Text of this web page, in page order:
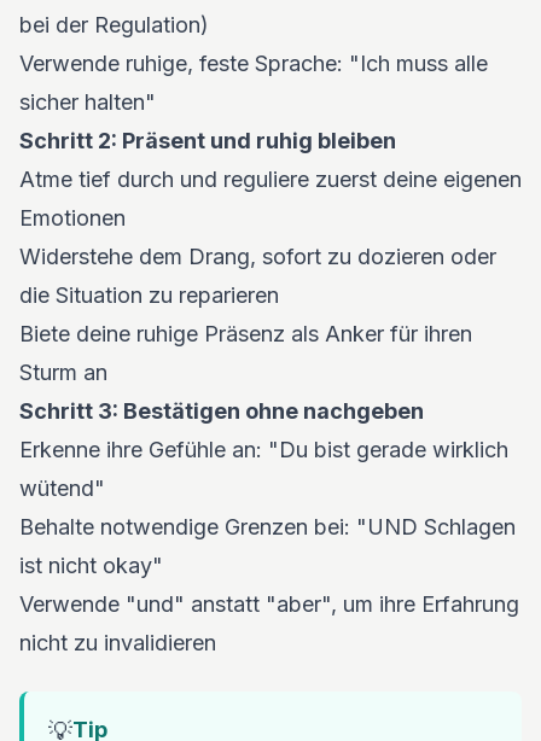
bei der Regulation)
Verwende ruhige, feste Sprache: "Ich muss alle
sicher halten"
Schritt 2: Präsent und ruhig bleiben
Atme tief durch und reguliere zuerst deine eigenen
Emotionen
Widerstehe dem Drang, sofort zu dozieren oder
die Situation zu reparieren
Biete deine ruhige Präsenz als Anker für ihren
Sturm an
Schritt 3: Bestätigen ohne nachgeben
Erkenne ihre Gefühle an: "Du bist gerade wirklich
wütend"
Behalte notwendige Grenzen bei: "UND Schlagen
ist nicht okay"
Verwende "und" anstatt "aber", um ihre Erfahrung
nicht zu invalidieren
💡Tip